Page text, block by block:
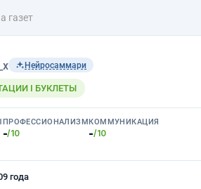
газет
Нейросаммари
I БУКЛЕТЫ
ПРОФЕССИОНАЛИЗМ
-/10
КОММУНИКАЦИЯ
-/10
года